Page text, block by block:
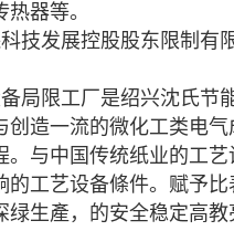
热器等。
技发展控股股东限制有
局限工厂是绍兴沈氏节
创造一流的微化工类电气
。 与中国传统纸业的工
工艺设备條件。 赋予
绿生產，的安全稳定高教